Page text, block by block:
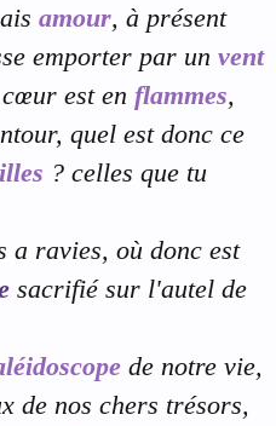
amour, à présent
emporter par un vent
est en flammes,
quel est donc ce
? celles que tu
a ravies, où donc est
sacrifié sur l'autel de
de notre vie,
de nos chers trésors,